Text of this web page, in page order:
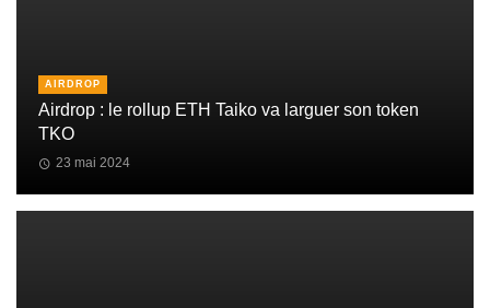
AIRDROP
Airdrop : le rollup ETH Taiko va larguer son token
TKO
23 mai 2024